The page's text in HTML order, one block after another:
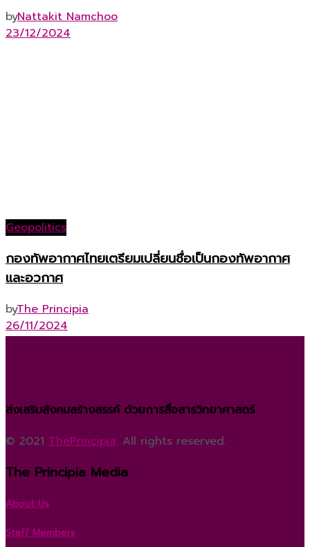
byNattakit Namchoo
23/12/2024
Geopolitics
กองทัพอากาศไทยเตรียมเปลี่ยนชื่อเป็นกองทัพอากาศ
และอวกาศ
byThe Principia
26/11/2024
ส่งเสริมสังคมสร้างสรรค์ ด้วยการสื่อสารวิทยาศาสตร์
© 2021 ThePrincipia. All rights reserved.
The Principia Media
About Us
Staff Members